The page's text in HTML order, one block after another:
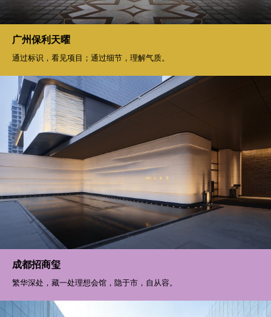
广州保利天曜
通过标识，看见项目；通过细节，理解气质。
成都招商玺
繁华深处，藏一处理想会馆，隐于市，自从容。